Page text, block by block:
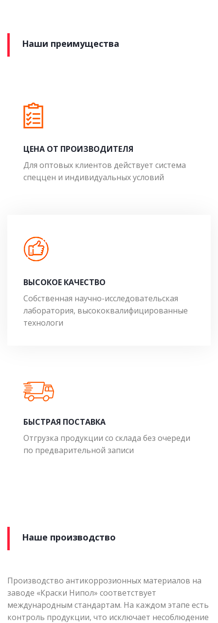
Наши преимущества
ЦЕНА ОТ ПРОИЗВОДИТЕЛЯ
Для оптовых клиентов действует система
спеццен и индивидуальных условий
ВЫСОКОЕ КАЧЕСТВО
Собственная научно-исследовательская
лаборатория, высококвалифицированные
технологи
БЫСТРАЯ ПОСТАВКА
Отгрузка продукции со склада без очереди
по предварительной записи
Наше производство
Производство антикоррозионных материалов на
заводе «Краски Нипол» соответствует
международным стандартам. На каждом этапе есть
контроль продукции, что исключает несоблюдение